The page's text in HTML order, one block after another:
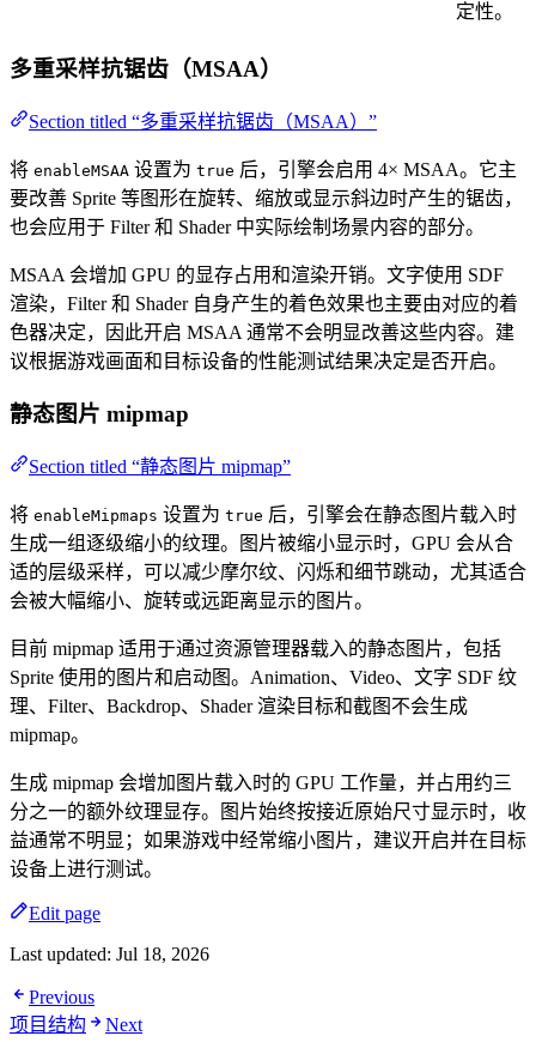
定性。
多重采样抗锯齿（MSAA）
Section titled “多重采样抗锯齿（MSAA）”
将 enableMSAA 设置为 true 后，引擎会启用 4× MSAA。它主
要改善 Sprite 等图形在旋转、缩放或显示斜边时产生的锯齿，
也会应用于 Filter 和 Shader 中实际绘制场景内容的部分。
MSAA 会增加 GPU 的显存占用和渲染开销。文字使用 SDF
渲染，Filter 和 Shader 自身产生的着色效果也主要由对应的着
色器决定，因此开启 MSAA 通常不会明显改善这些内容。建
议根据游戏画面和目标设备的性能测试结果决定是否开启。
静态图片 mipmap
Section titled “静态图片 mipmap”
将 enableMipmaps 设置为 true 后，引擎会在静态图片载入时
生成一组逐级缩小的纹理。图片被缩小显示时，GPU 会从合
适的层级采样，可以减少摩尔纹、闪烁和细节跳动，尤其适合
会被大幅缩小、旋转或远距离显示的图片。
目前 mipmap 适用于通过资源管理器载入的静态图片，包括
Sprite 使用的图片和启动图。Animation、Video、文字 SDF 纹
理、Filter、Backdrop、Shader 渲染目标和截图不会生成
mipmap。
生成 mipmap 会增加图片载入时的 GPU 工作量，并占用约三
分之一的额外纹理显存。图片始终按接近原始尺寸显示时，收
益通常不明显；如果游戏中经常缩小图片，建议开启并在目标
设备上进行测试。
Edit page
Last updated: Jul 18, 2026
Previous
项目结构
Next